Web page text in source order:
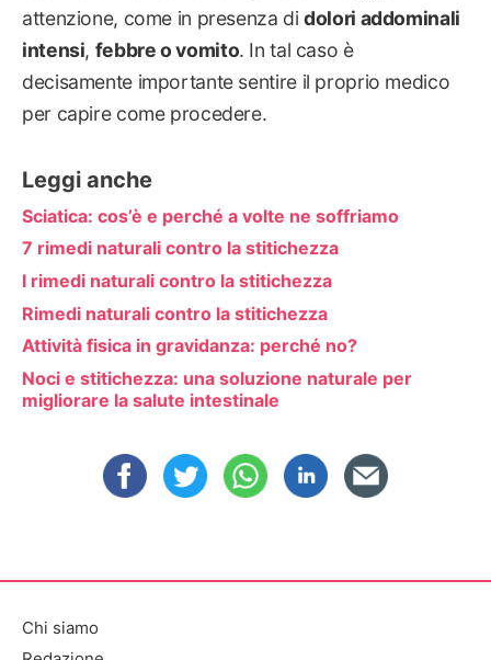
attenzione, come in presenza didolori addominali
intensi, febbre o vomito. In tal caso è
decisamente importante sentire il proprio medico
per capire come procedere.
Leggi anche
Sciatica: cos’è e perché a volte ne soffriamo
7 rimedi naturali contro la stitichezza
I rimedi naturali contro la stitichezza
Rimedi naturali contro la stitichezza
Attività fisica in gravidanza: perché no?
Noci e stitichezza: una soluzione naturale per
migliorare la salute intestinale
Chi siamo